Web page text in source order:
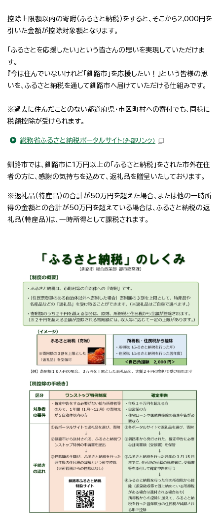
控除上限額以内の寄附（ふるさと納税）をすると、そこから2,000円を
引いた金額が控除対象額となります。
「ふるさとを応援したい」という皆さんの思いを実現していただけま
す。
『今は住んでいないけれど「釧路市」を応援したい！』という皆様の思
いを、ふるさと納税を通して釧路市へ届けていただける仕組みです。
※過去に住んだことのない都道府県・市区町村への寄付でも、同様に
税額控除が受けられます。
総務省ふるさと納税ポータルサイト（外部リンク）
釧路市では、釧路市に1万円以上の「ふるさと納税」をされた市外在住
者の方に、感謝の気持ちを込めて、返礼品を贈呈いたしております。
※返礼品（特産品）の合計が50万円を超えた場合、または他の一時所
得の金額との合計が50万円を超えている場合は、ふるさと納税の返
礼品（特産品）は、一時所得として課税されます。